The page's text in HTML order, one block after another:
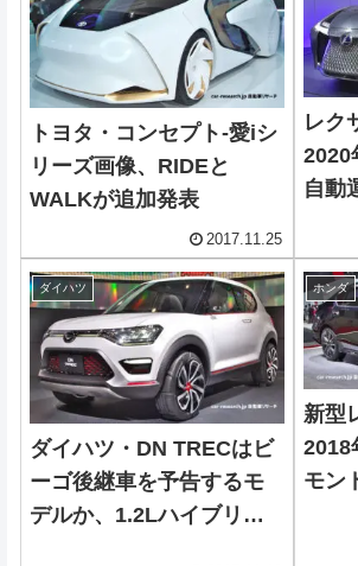
トヨタ・コンセプト-愛iシ
リーズ画像、RIDEと
WALKが追加発表
2017.11.25
レク
2020
自動
ダイハツ
ダイハツ・DN TRECはビ
ーゴ後継車を予告するモ
デルか、1.2Lハイブリッ
ホンダ
新型
2018
モン